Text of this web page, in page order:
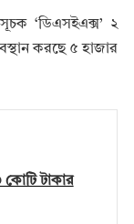
‘ডিএসইএক্স’ ২
করছে ৫ হাজার
কোটি টাকার